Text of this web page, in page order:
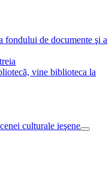
fondului de documente şi a
vine biblioteca la
culturale ieşene